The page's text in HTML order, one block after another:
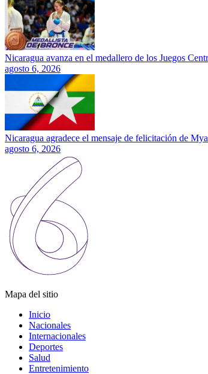
Nicaragua avanza en el medallero de los Juegos
agosto 6, 2026
Nicaragua agradece el mensaje de felicitación de
agosto 6, 2026
Mapa del sitio
Inicio
Nacionales
Internacionales
Deportes
Salud
Entretenimiento